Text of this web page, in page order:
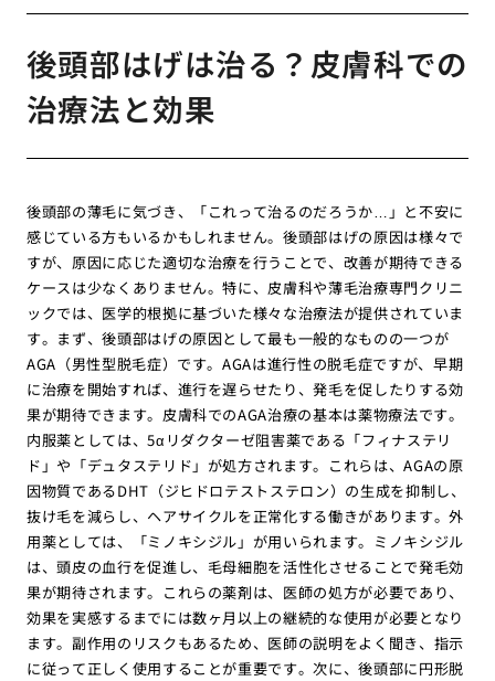
後頭部はげは治る？皮膚科での
治療法と効果
後頭部の薄毛に気づき、「これって治るのだろうか…」と不安に
感じている方もいるかもしれません。後頭部はげの原因は様々で
すが、原因に応じた適切な治療を行うことで、改善が期待できる
ケースは少なくありません。特に、皮膚科や薄毛治療専門クリニ
ックでは、医学的根拠に基づいた様々な治療法が提供されていま
す。まず、後頭部はげの原因として最も一般的なものの一つが
AGA（男性型脱毛症）です。AGAは進行性の脱毛症ですが、早期
に治療を開始すれば、進行を遅らせたり、発毛を促したりする効
果が期待できます。皮膚科でのAGA治療の基本は薬物療法です。
内服薬としては、5αリダクターゼ阻害薬である「フィナステリ
ド」や「デュタステリド」が処方されます。これらは、AGAの原
因物質であるDHT（ジヒドロテストステロン）の生成を抑制し、
抜け毛を減らし、ヘアサイクルを正常化する働きがあります。外
用薬としては、「ミノキシジル」が用いられます。ミノキシジル
は、頭皮の血行を促進し、毛母細胞を活性化させることで発毛効
果が期待されます。これらの薬剤は、医師の処方が必要であり、
効果を実感するまでには数ヶ月以上の継続的な使用が必要となり
ます。副作用のリスクもあるため、医師の説明をよく聞き、指示
に従って正しく使用することが重要です。次に、後頭部に円形脱